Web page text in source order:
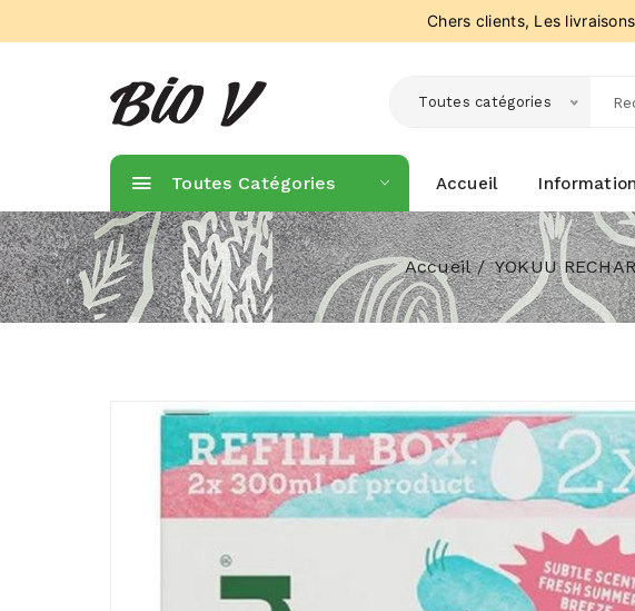
Chers clients, Les
Toutes catégories
Toutes Catégories Accueil
Accueil YOKUU